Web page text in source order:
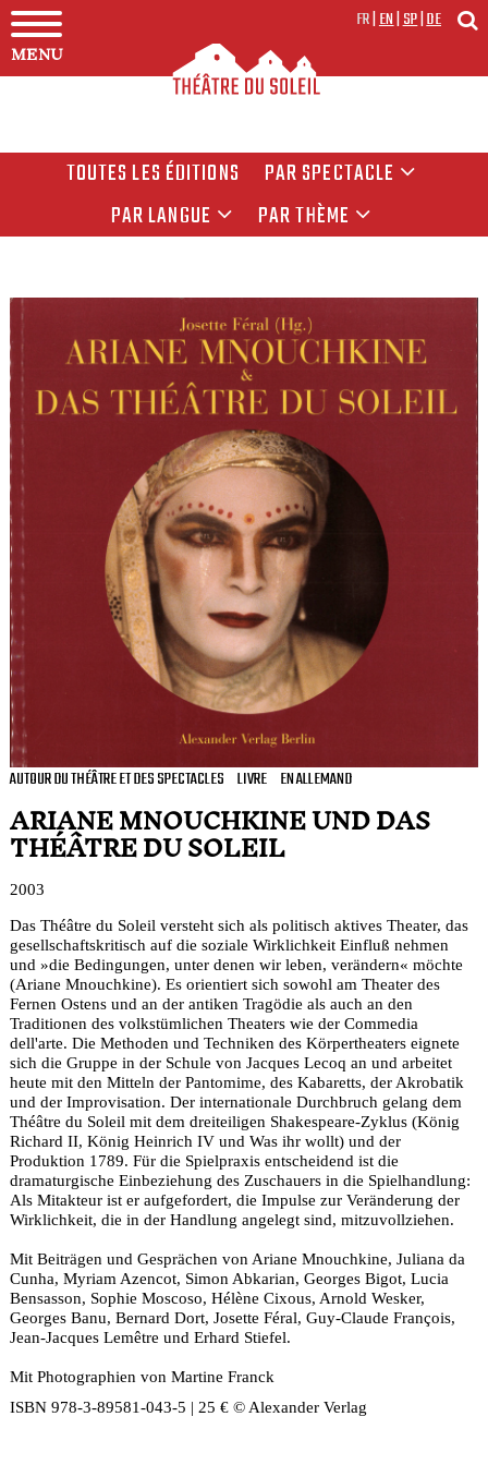
MENU
FR|EN|SP|DE
TOUTES LES ÉDITIONS
PAR SPECTACLE
PAR LANGUE
PAR THÈME
AUTOUR DU THÉÂTRE ET DES SPECTACLES LIVRE EN ALLEMAND
ARIANE MNOUCHKINE UND DAS
THÉÂTRE DU SOLEIL
2003
Das Théâtre du Soleil versteht sich als politisch aktives Theater, das
gesellschaftskritisch auf die soziale Wirklichkeit Einfluß nehmen
und »die Bedingungen, unter denen wir leben, verändern« möchte
(Ariane Mnouchkine). Es orientiert sich sowohl am Theater des
Fernen Ostens und an der antiken Tragödie als auch an den
Traditionen des volkstümlichen Theaters wie der Commedia
dell'arte. Die Methoden und Techniken des Körpertheaters eignete
sich die Gruppe in der Schule von Jacques Lecoq an und arbeitet
heute mit den Mitteln der Pantomime, des Kabaretts, der Akrobatik
und der Improvisation. Der internationale Durchbruch gelang dem
Théâtre du Soleil mit dem dreiteiligen Shakespeare-Zyklus (König
Richard II, König Heinrich IV und Was ihr wollt) und der
Produktion 1789. Für die Spielpraxis entscheidend ist die
dramaturgische Einbeziehung des Zuschauers in die Spielhandlung:
Als Mitakteur ist er aufgefordert, die Impulse zur Veränderung der
Wirklichkeit, die in der Handlung angelegt sind, mitzuvollziehen.
Mit Beiträgen und Gesprächen von Ariane Mnouchkine, Juliana da
Cunha, Myriam Azencot, Simon Abkarian, Georges Bigot, Lucia
Bensasson, Sophie Moscoso, Hélène Cixous, Arnold Wesker,
Georges Banu, Bernard Dort, Josette Féral, Guy-Claude François,
Jean-Jacques Lemêtre und Erhard Stiefel.
Mit Photographien von Martine Franck
ISBN 978-3-89581-043-5 | 25 € © Alexander Verlag